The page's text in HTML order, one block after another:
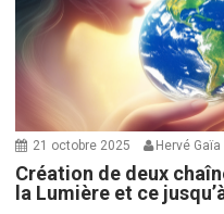
21 octobre 2025 Hervé Gaïa
Création de deux
la Lumière et ce